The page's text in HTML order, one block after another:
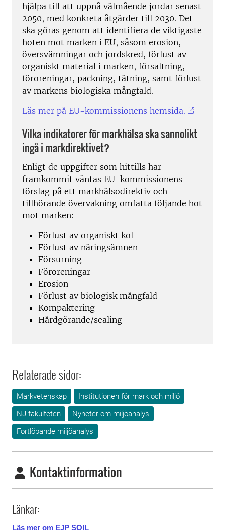
hjälpa till att uppnå välmående jordar senast
2050, med konkreta åtgärder till 2030. Det
ska göras genom att identifiera de viktigaste
hoten mot marken i EU, såsom erosion,
översvämningar och jordskred, förlust av
organiskt material i marken, försaltning,
föroreningar, packning, tätning, samt förlust
av markens biologiska mångfald.
Läs mer på EU-kommissionens hemsida.
Vilka indikatorer för markhälsa ska sannolikt
ingå i markdirektivet?
Enligt de uppgifter som hittills har
framkommit väntas EU-kommissionens
förslag på ett markhälsodirektiv och
tillhörande övervakning omfatta följande hot
mot marken:
Förlust av organiskt kol
Förlust av näringsämnen
Försurning
Föroreningar
Erosion
Förlust av biologisk mångfald
Kompaktering
Hårdgörande/sealing
Relaterade sidor:
Markvetenskap
Institutionen för mark och miljö
NJ-fakulteten
Nyheter om miljöanalys
Fortlöpande miljöanalys
Kontaktinformation
Länkar:
Läs mer om EJP SOIL